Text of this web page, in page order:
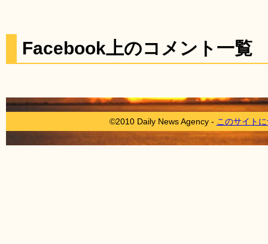
Facebook上のコメント一覧
©2010 Daily News Agency - このサイト